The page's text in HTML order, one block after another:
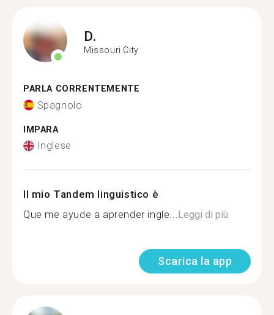
D.
Missouri City
PARLA CORRENTEMENTE
Spagnolo
IMPARA
Inglese
Il mio Tandem linguistico è
Que me ayude a aprender ingle...Leggi di più
Scarica la app